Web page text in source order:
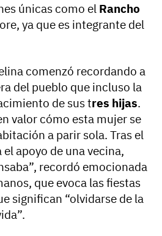
únicas como el Rancho
ya que es integrante del
comenzó recordando a
del pueblo que incluso la
de sus tres hijas.
valor cómo esta mujer se
a parir sola. Tras el
apoyo de una vecina,
recordó emocionada
que evoca las fiestas
significan “olvidarse de la